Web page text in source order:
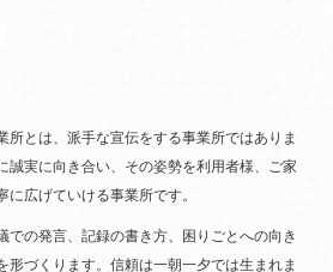
所とは、派手な宣伝をする事業所ではありま
誠実に向き合い、その姿勢を利用者様、ご家
広げていける事業所です。
での発言、記録の書き方、困りごとへの向き
形づくります。信頼は一朝一夕では生まれま